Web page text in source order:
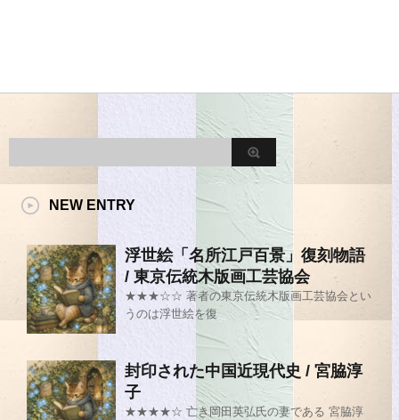
NEW ENTRY
浮世絵「名所江戸百景」復刻物語
/ 東京伝統木版画工芸協会
★★★☆☆ 著者の東京伝統木版画工芸協会とい
うのは浮世絵を復
封印された中国近現代史 / 宮脇淳
子
★★★★☆ 亡き岡田英弘氏の妻である 宮脇淳